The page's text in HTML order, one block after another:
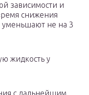
зависимости и
снижения
уменьшают не на 3
жидкость у
с дальнейшим